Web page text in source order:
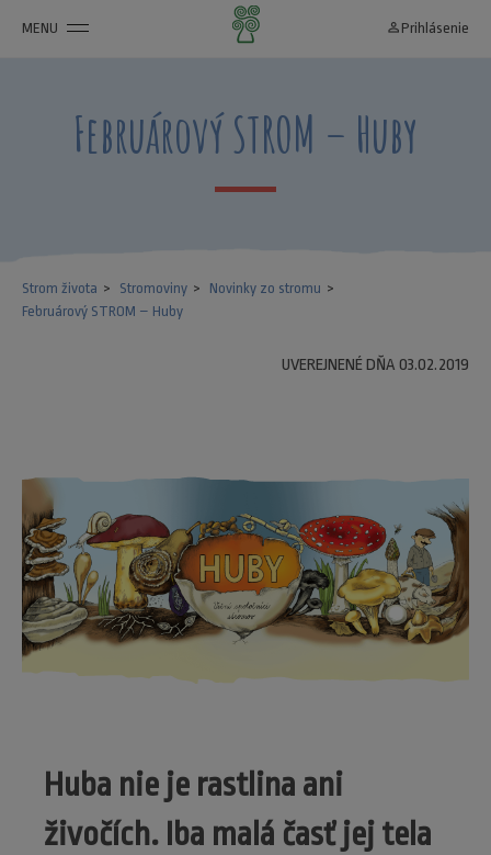
MENU person_outline Prihlásenie
Februárový STROM – Huby
Strom života Stromoviny
Novinky zo stromu
Februárový STROM – Huby
UVEREJNENÉ DŇA 03.02.2019
Huba nie je rastlina ani
živočích. Iba malá časť jej tela